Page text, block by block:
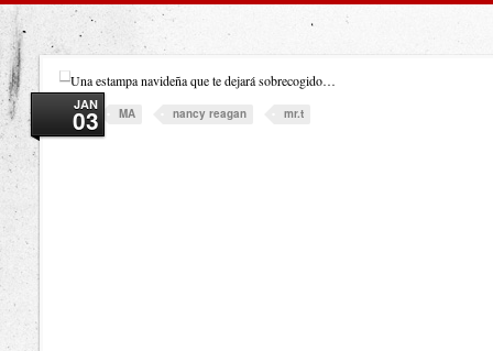
JAN
03
Una estampa navideña que te dejará sobrecogido…
Tags: MA nancy reagan mr.t